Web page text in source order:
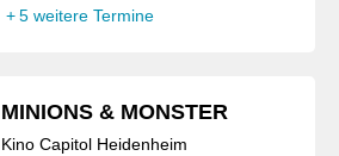
+ 5 weitere Termine
MINIONS & MONSTER
Kino Capitol Heidenheim